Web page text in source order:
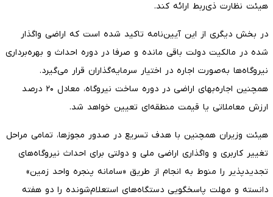
هیئت نظارت ذی‌ربط ارائه کند.
در بخش دیگری از این آیین‌نامه تاکید شده است که اراضی واگذار
شده در مالکیت دولت باقی مانده و صرفا در دوره احداث و بهره‌برداری
نیروگاه‌ها به‌صورت اجاره در اختیار سرمایه‌گذاران قرار می‌گیرد.
همچنین اجاره‌بهای اراضی در دوره ساخت نیروگاه، معادل ۲۰ درصد
ارزش معاملاتی یا قیمت منطقه‌ای تعیین خواهد شد.
هیئت وزیران همچنین با هدف تسریع در صدور مجوزها، تمامی مراحل
تغییر کاربری و واگذاری اراضی ملی و دولتی برای احداث نیروگاه‌های
تجدیدپذیر را منوط به انجام از طریق «سامانه پنجره واحد زمین»
دانسته و مهلت پاسخگویی دستگاه‌های استعلام‌شونده را دو هفته